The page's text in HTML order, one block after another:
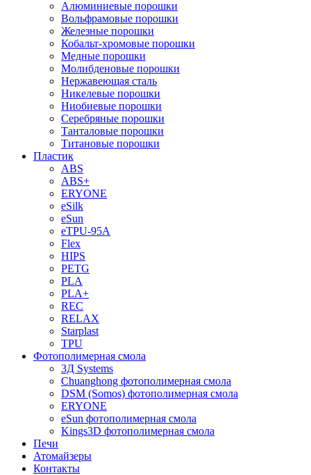
Алюминиевые порошки
Вольфрамовые порошки
Железные порошки
Кобальт-хромовые порошки
Медные порошки
Молибденовые порошки
Нержавеющая сталь
Никелевые порошки
Ниобиевые порошки
Серебряные порошки
Танталовые порошки
Титановые порошки
Пластик
ABS
ABS+
ERYONE
eSilk
eSun
eTPU-95A
Flex
HIPS
PETG
PLA
PLA+
REC
RELAX
Starplast
TPU
Фотополимерная смола
3Д Systems
Chuanghong фотополимерная смола
DSM (Somos) фотополимерная смола
ERYONE
eSun фотополимерная смола
Kings3D фотополимерная смола
Печи
Атомайзеры
Контакты